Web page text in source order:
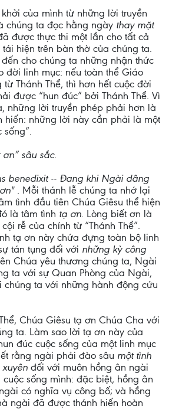
của mình từ những lời truyền
chúng ta đọc hằng ngày thay mặt
được thực thi một lần cho tất cả
hiện trên bàn thờ của chúng ta.
cho chúng ta những nhận thức
đời linh mục: nếu toàn thể Giáo
từ Thánh Thể, thì hơn hết cuộc đời
được “hun đúc” bởi Thánh Thể. Vì
những lời truyền phép phải hơn là
hiến: những lời này cần phải là một
sống”.
sâu sắc.
benedixit -- Đang khi Ngài dâng
. Mỗi thánh lễ chúng ta nhớ lại
tình đầu tiên Chúa Giêsu thể hiện
là tâm tình tạ ơn. Lòng biết ơn là
rễ của chính từ “Thánh Thể”.
tạ ơn này chứa đựng toàn bộ linh
tán tụng đối với những kỳ công
Chúa yêu thương chúng ta, Ngài
ta với sự Quan Phòng của Ngài,
ta với những hành động cứu
Chúa Giêsu tạ ơn Chúa Cha với
ta. Làm sao lời tạ ơn này của
đúc cuộc sống của một linh mục
rằng ngài phải đào sâu một tình
đối với muôn hồng ân ngài
sống mình: đặc biệt, hồng ân
có nghĩa vụ công bố; và hồng
ngài đã được thánh hiến hoàn